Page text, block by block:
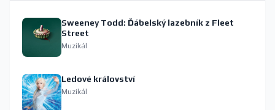
Sweeney Todd: Ďábelský lazebník z Fleet
Street
Muzikál
Ledové království
Muzikál